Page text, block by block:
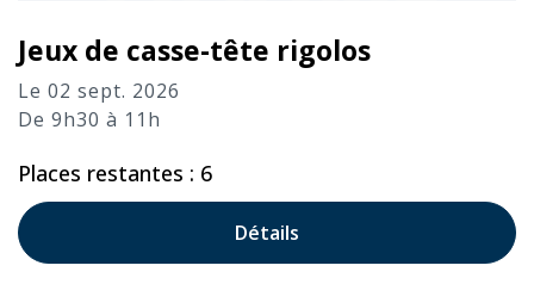
Jeux de casse-tête rigolos
Le 02 sept. 2026
De 9h30 à 11h
Places restantes : 6
Détails